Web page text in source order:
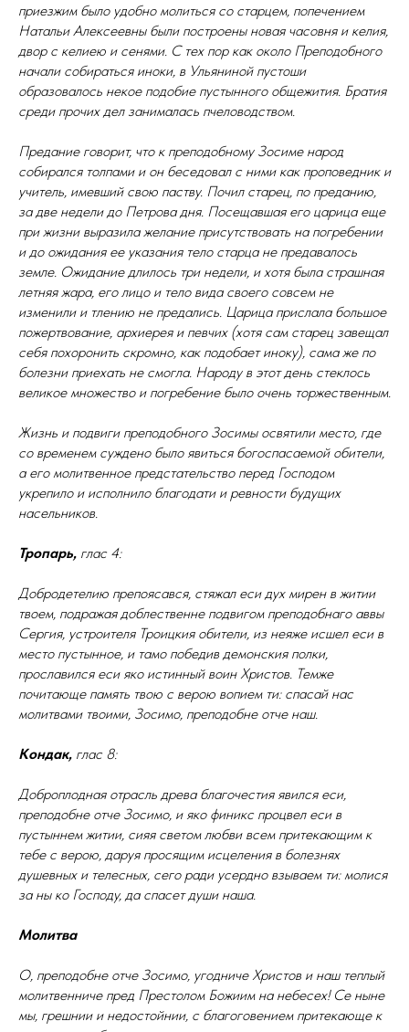
приезжим было удобно молиться со старцем, попечением
Натальи Алексеевны были построены новая часовня и келия,
двор с келиею и сенями. С тех пор как около Преподобного
начали собираться иноки, в Ульяниной пустоши
образовалось некое подобие пустынного общежития. Братия
среди прочих дел занималась пчеловодством.
Предание говорит, что к преподобному Зосиме народ
собирался толпами и он беседовал с ними как проповедник и
учитель, имевший свою паству. Почил старец, по преданию,
за две недели до Петрова дня. Посещавшая его царица еще
при жизни выразила желание присутствовать на погребении
и до ожидания ее указания тело старца не предавалось
земле. Ожидание длилось три недели, и хотя была страшная
летняя жара, его лицо и тело вида своего совсем не
изменили и тлению не предались. Царица прислала большое
пожертвование, архиерея и певчих (хотя сам старец завещал
себя похоронить скромно, как подобает иноку), сама же по
болезни приехать не смогла. Народу в этот день стеклось
великое множество и погребение было очень торжественным.
Жизнь и подвиги преподобного Зосимы освятили место, где
со временем суждено было явиться богоспасаемой обители,
а его молитвенное предстательство перед Господом
укрепило и исполнило благодати и ревности будущих
насельников.
Тропарь, глас 4:
Добродетелию препоясався, стяжал еси дух мирен в житии
твоем, подражая доблественне подвигом преподобнаго аввы
Сергия, устроителя Троицкия обители, из неяже исшел еси в
место пустынное, и тамо победив демонския полки,
прославился еси яко истинный воин Христов. Темже
почитающе память твою с верою вопием ти: спасай нас
молитвами твоими, Зосимо, преподобне отче наш.
Кондак, глас 8:
Доброплодная отрасль древа благочестия явился еси,
преподобне отче Зосимо, и яко финикс процвел еси в
пустыннем житии, сияя светом любви всем притекающим к
тебе с верою, даруя просящим исцеления в болезнях
душевных и телесных, сего ради усердно взываем ти: молися
за ны ко Господу, да спасет души наша.
Молитва
О, преподобне отче Зосимо, угодниче Христов и наш теплый
молитвенниче пред Престолом Божиим на небесех! Се ныне
мы, грешнии и недостойнии, с благоговением притекающе к